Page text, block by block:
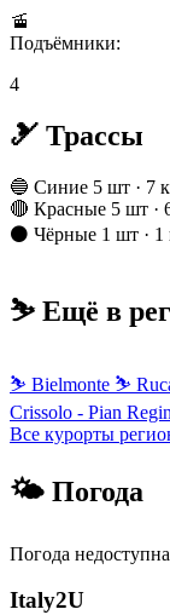
🚡
Подъёмники:
4
🎿 Трассы
🔵 Синие 5 шт · 7
🔴 Красные 5 шт ·
⚫ Чёрные 1 шт · 1
⛷️ Ещё в
⛷ Bielmonte ⛷
Crissolo - Pian
Все курорты
🌤 Погода
Погода недоступна
Italy2U